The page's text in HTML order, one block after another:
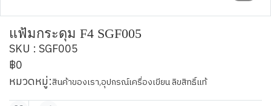
แฟ้มกระดุม F4 SGF005
SKU : SGF005
฿0
หมวดหมู่:สินค้าของเรา,อุปกรณ์เครื่องเขียน ลิขสิทธิ์แท้